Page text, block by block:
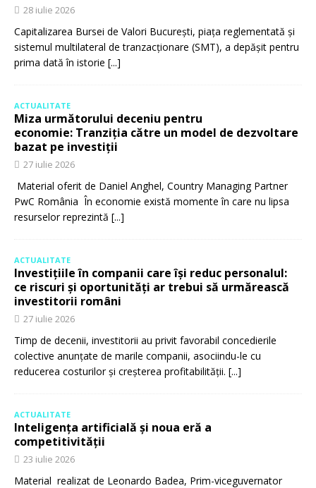
28 iulie 2026
Capitalizarea Bursei de Valori București, piața reglementată și
sistemul multilateral de tranzacționare (SMT), a depășit pentru
prima dată în istorie [...]
ACTUALITATE
Miza următorului deceniu pentru
economie: Tranziția către un model de dezvoltare
bazat pe investiții
27 iulie 2026
Material oferit de Daniel Anghel, Country Managing Partner
PwC România În economie există momente în care nu lipsa
resurselor reprezintă [...]
ACTUALITATE
Investițiile în companii care își reduc personalul:
ce riscuri și oportunități ar trebui să urmărească
investitorii români
27 iulie 2026
Timp de decenii, investitorii au privit favorabil concedierile
colective anunțate de marile companii, asociindu-le cu
reducerea costurilor și creșterea profitabilității. [...]
ACTUALITATE
Inteligența artificială și noua eră a
competitivității
23 iulie 2026
Material realizat de Leonardo Badea, Prim-viceguvernator